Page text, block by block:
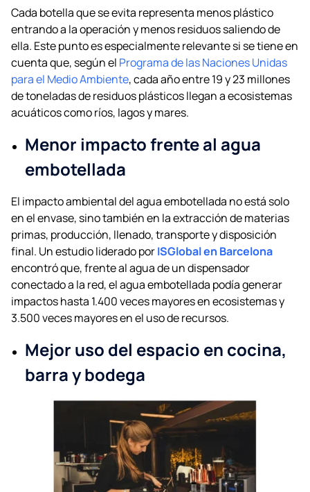
Cada botella que se evita representa menos plástico
entrando a la operación y menos residuos saliendo de
ella. Este punto es especialmente relevante si se tiene en
cuenta que, según el Programa de las Naciones Unidas
para el Medio Ambiente, cada año entre 19 y 23 millones
de toneladas de residuos plásticos llegan a ecosistemas
acuáticos como ríos, lagos y mares.
Menor impacto frente al agua
embotellada
El impacto ambiental del agua embotellada no está solo
en el envase, sino también en la extracción de materias
primas, producción, llenado, transporte y disposición
final. Un estudio liderado porISGlobal en Barcelona
encontró que, frente al agua de un dispensador
conectado a la red, el agua embotellada podía generar
impactos hasta 1.400 veces mayores en ecosistemas y
3.500 veces mayores en el uso de recursos.
Mejor uso del espacio en cocina,
barra y bodega